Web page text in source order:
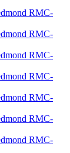
RMC-
RMC-
RMC-
RMC-
RMC-
RMC-
RMC-